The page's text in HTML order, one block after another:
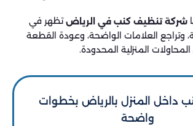
شركة تنظيف كنب في الرياضتظهر في
العلامات الواضحة، وعودة القطعة
المنزلية المحدودة.
داخل المنزل بالرياض بخطوات
واضحة